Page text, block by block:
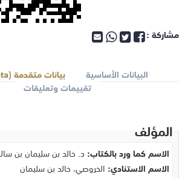
مشاركة :
البيانات الأساسية
بيانات متقدمة (Metadata)
تقييمات وتعليقات
المؤلف
الاسم كما ورد بالكتاب: د. خالد بن سليمان بن
الاسم الاستنادي: الخروصي، خالد بن سليمان